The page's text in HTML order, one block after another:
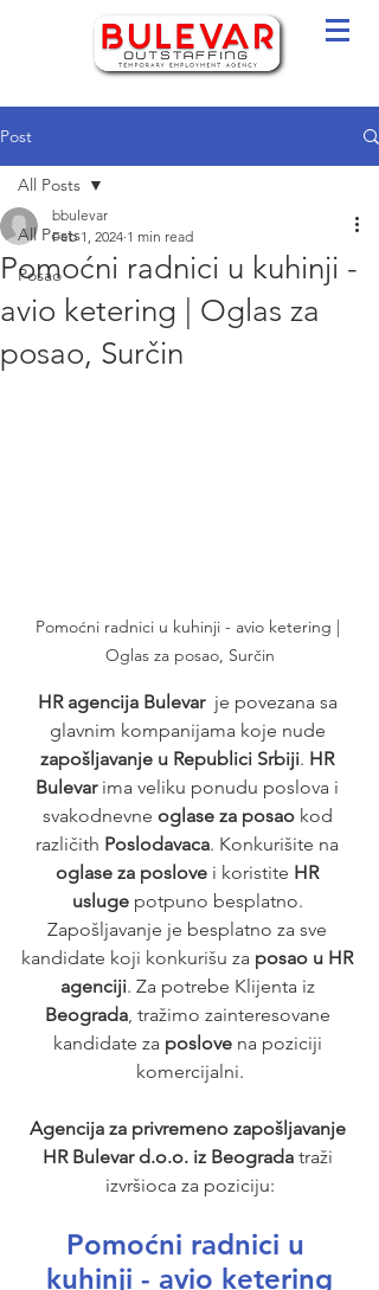
Post
All Posts
Posao
All Posts
Pomoćni radnici u kuhinji -
avio ketering | Oglas za
posao, Surčin
bbulevar
Feb 1, 2024 1 min read
Pomoćni radnici u kuhinji - avio ketering |
Oglas za posao, Surčin
HR agencija Bulevar je povezana sa
glavnim kompanijama koje nude
zapošljavanje u Republici Srbiji. HR
Bulevar ima veliku ponudu poslova i
svakodnevne oglase za posao kod
različith Poslodavaca. Konkurišite na
oglase za poslove i koristite HR
usluge potpuno besplatno.
Zapošljavanje je besplatno za sve
kandidate koji konkurišu za posao u HR
agenciji. Za potrebe Klijenta iz
Beograda, tražimo zainteresovane
kandidate za poslove na poziciji
komercijalni.
Agencija za privremeno zapošljavanje
HR Bulevar d.o.o. iz Beograda traži
izvršioca za poziciju:
Pomoćni radnici u
kuhinji - avio ketering